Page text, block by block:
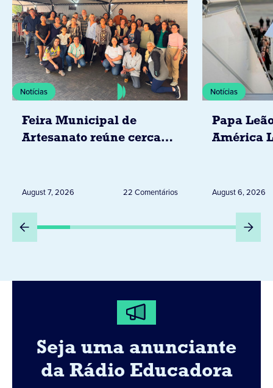
Notícias
Feira Municipal de
Artesanato reúne cerca
August 7, 2026 22 Comentários
Notícias
Papa
América
Peru
August 6, 2026
Seja uma anunciante
da Rádio Educadora